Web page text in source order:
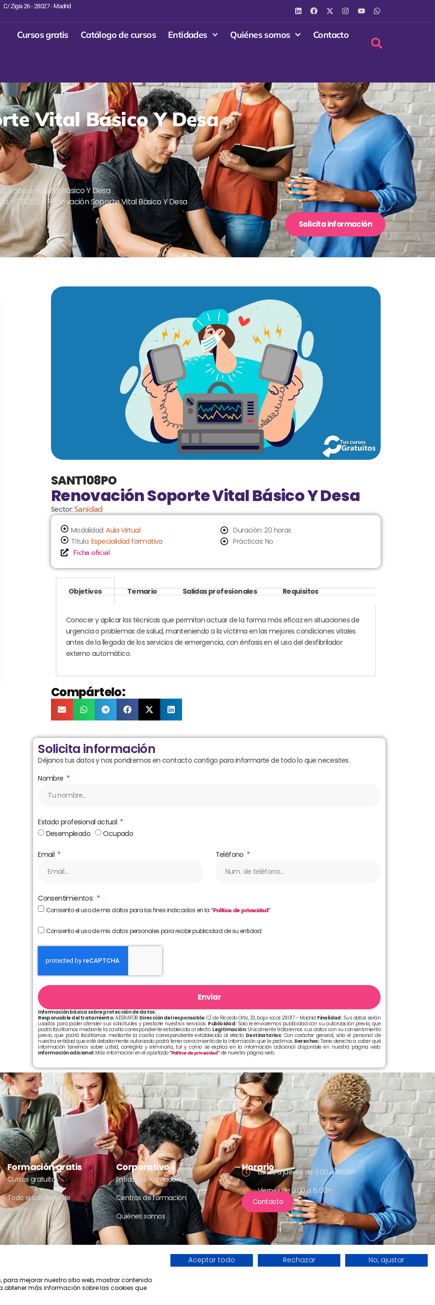
C/ Zigia 26 - 28027 - Madrid
Cursos gratis Catálogo de cursos Entidades Quiénes somos Contacto
Vital Básico Y Desa
Soporte Vital Básico Y Desa
– 251332 – Renovación Soporte Vital Básico Y Desa
Solicita información
SANT108PO
Renovación Soporte Vital Básico Y Desa
Sector:Sanidad
Modalidad:Aula Virtual
Título:Especialidad formativa
Ficha oficial
Duración: 20 horas
Prácticas: No
Objetivos Temario Salidas profesionales Requisitos
Conocer y aplicar las técnicas que permitan actuar de la forma más eficaz en situaciones de
urgencia o problemas de salud, manteniendo a la víctima en las mejores condiciones vitales
antes de la llegada de los servicios de emergencia, con énfasis en el uso del desfibrilador
externo automático.
Compártelo:
Solicita información
Déjanos tus datos y nos pondremos en contacto contigo para informarte de todo lo que necesites.
Nombre
Estado profesional actual
Desempleado
Ocupado
Email Teléfono
Consentimientos:
Consiento el uso de mis datos para los fines indicados en la“Política de privacidad”
Consiento el uso de mis datos personales para recibir publicidad de su entidad.
Enviar
Información básica sobre protección de datos:
Responsable del tratamiento:AESRAFOR Dirección del responsable:C/ de Ricardo Ortiz, 33, bajo-local 28017 – Madrid Finalidad:Sus datos serán
usados para poder atender sus solicitudes y prestarle nuestros servicios. Publicidad:Solo le enviaremos publicidad con su autorización previa, que
podrá facilitarnos mediante la casilla correspondiente establecida al efecto. Legitimación:Únicamente trataremos sus datos con su consentimiento
previo, que podrá facilitarnos mediante la casilla correspondiente establecida al efecto.Destinatarios:Con carácter general, sólo el personal de
nuestra entidad que esté debidamente autorizado podrá tener conocimiento de la información que le pedimos.Derechos:Tiene derecho a saber qué
información tenemos sobre usted, corregirla y eliminarla, tal y como se explica en la información adicional disponible en nuestra página web.
Información adicional:Más información en el apartado“Política de privacidad”de nuestra página web
Formación gratis
Cursos gratuitos
Todo el catálogo de
cursos
Corporativo
Entidades formadoras
Centros de formación
Quiénes somos
HorarioLunes a jueves de 9:00 a 18:00H
Viernes de 9:00 a 15:00H
Contacto
Una web de Horinteg
mejorar nuestro sitio web, mostrar contenido
obtener más información sobre las cookies que
Aceptar todo Rechazar No, ajustar